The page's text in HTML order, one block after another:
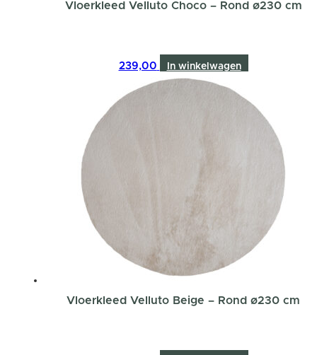
Vloerkleed Velluto Choco – Rond ø230 cm
239,00 In winkelwagen
Vloerkleed Velluto Beige – Rond ø230 cm